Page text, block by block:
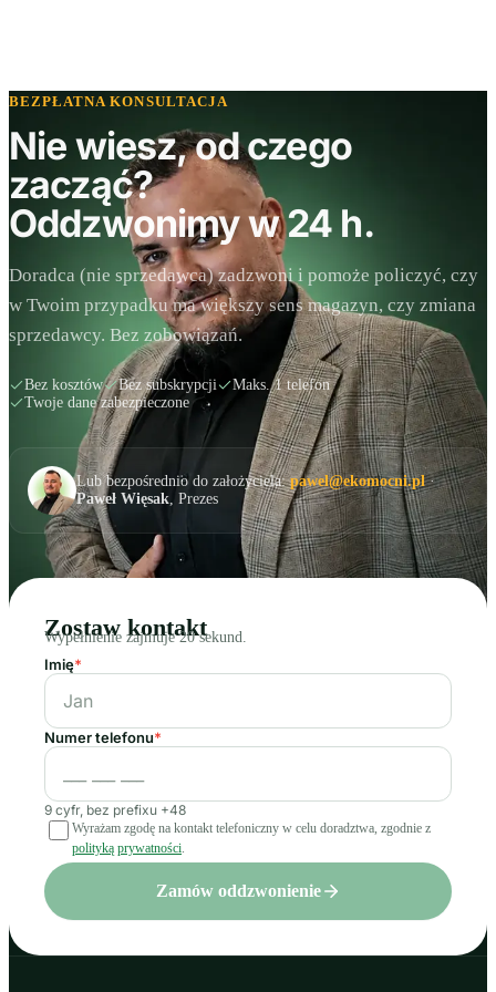
BEZPŁATNA KONSULTACJA
Nie wiesz, od czego
zacząć?
Oddzwonimy w 24 h.
Doradca (nie sprzedawca) zadzwoni i pomoże policzyć, czy
w Twoim przypadku ma większy sens magazyn, czy zmiana
sprzedawcy. Bez zobowiązań.
Bez kosztów Bez subskrypcji
Maks. 1 telefon
Twoje dane zabezpieczone
Lub bezpośrednio do założyciela:pawel@ekomocni.pl·
Paweł Więsak, Prezes
Zostaw kontakt
Wypełnienie zajmuje 20 sekund.
Imię*
Numer telefonu*
9 cyfr, bez prefixu +48
Wyrażam zgodę na kontakt telefoniczny w celu doradztwa, zgodnie z
polityką prywatności.
Zamów oddzwonienie